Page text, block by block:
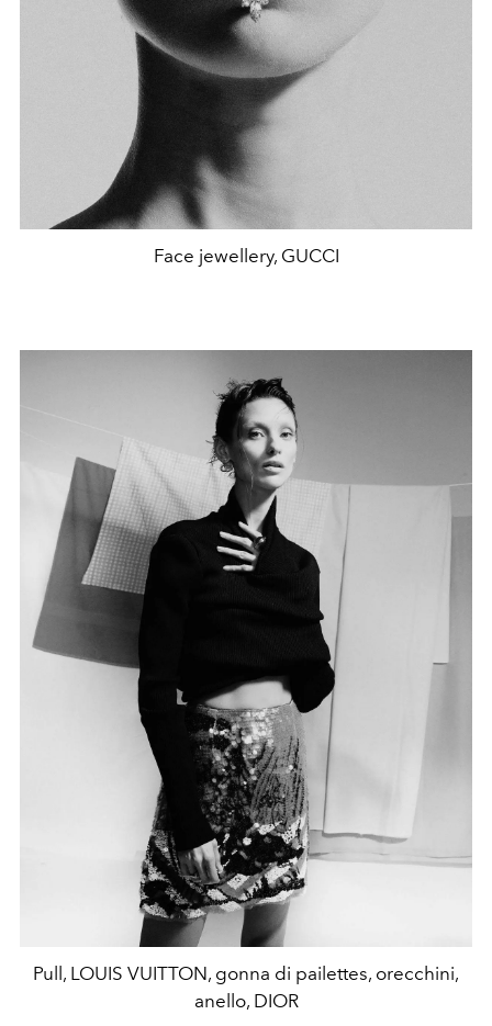
Face jewellery, GUCCI
Pull, LOUIS VUITTON, gonna di pailettes, orecchini,
anello, DIOR